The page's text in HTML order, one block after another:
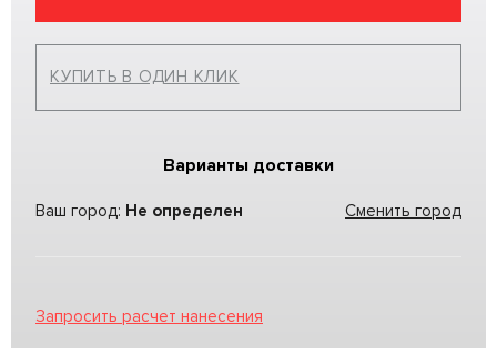
КУПИТЬ В ОДИН КЛИК
Варианты доставки
Ваш город: Не определен Сменить город
Запросить расчет нанесения